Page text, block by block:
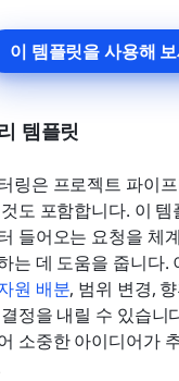
이 템플릿을 사용해
템플릿
링은 프로젝트 파이
도 포함합니다. 이
들어오는 요청을 체
는 데 도움을 줍니다.
원 배분, 범위 변경,
정을 내릴 수 있습니
소중한 아이디어가